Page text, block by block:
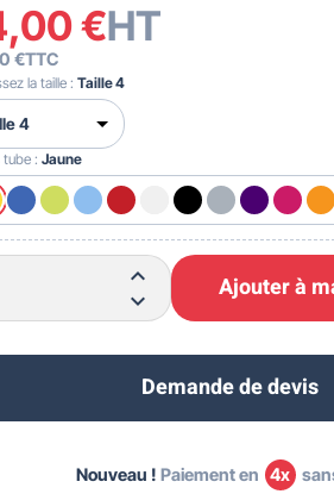
€HT
€TTC
la taille :Taille 4
tube :Jaune
Ajouter à
Demande de devis
Nouveau ! Paiement en 4x